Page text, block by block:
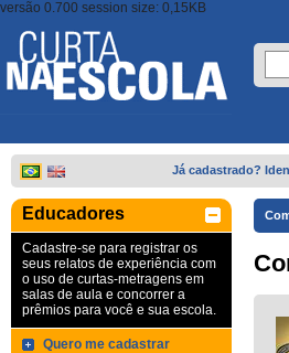
versão 0.700 session size: 0,15KB
Já cadastrado?
Educadores
Cadastre-se para registrar os
seus relatos de experiência com
o uso de curtas-metragens em
salas de aula e concorrer a
prêmios para você e sua escola.
Quero me cadastrar